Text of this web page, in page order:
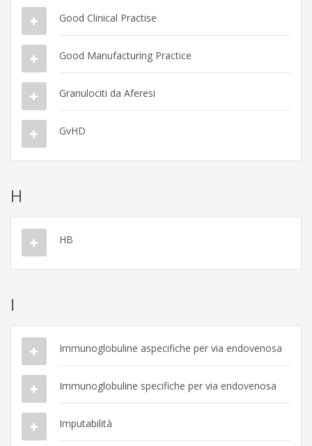
Good Clinical Practise
Good Manufacturing Practice
Granulociti da Aferesi
GvHD
H
HB
I
Immunoglobuline aspecifiche per via endovenosa
Immunoglobuline specifiche per via endovenosa
Imputabilità